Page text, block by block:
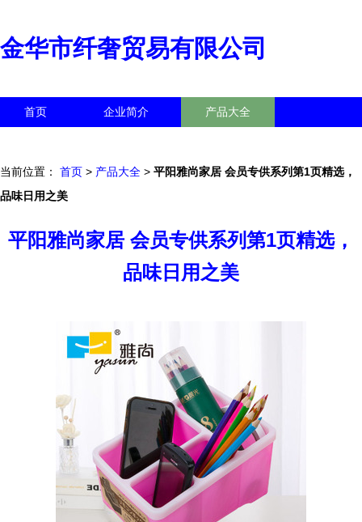
金华市纤奢贸易有限公司
首页 企业简介 产品大全
当前位置： 首页 > 产品大全 > 平阳雅尚家居 会员专供系列第1页精选，
品味日用之美
平阳雅尚家居 会员专供系列第1页精选，
品味日用之美